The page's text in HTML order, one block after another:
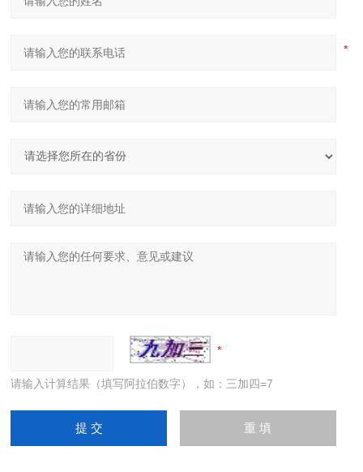
请输入计算结果（填写阿拉伯数字），如：三加四=7